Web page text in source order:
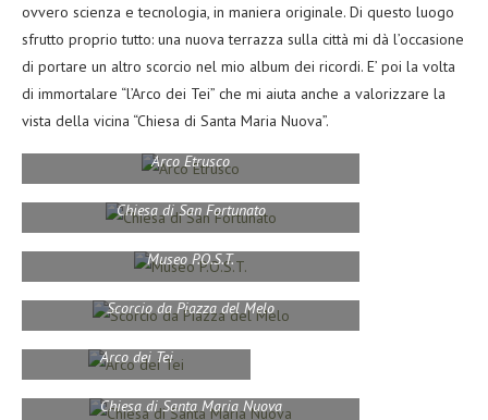
ovvero scienza e tecnologia, in maniera originale. Di questo luogo
sfrutto proprio tutto: una nuova terrazza sulla città mi dà l’occasione
di portare un altro scorcio nel mio album dei ricordi. E’ poi la volta
di immortalare “l’Arco dei Tei” che mi aiuta anche a valorizzare la
vista della vicina “Chiesa di Santa Maria Nuova”.
Arco Etrusco
Chiesa di San Fortunato
Museo P.O.S.T.
Scorcio da Piazza del Melo
Arco dei Tei
Chiesa di Santa Maria Nuova